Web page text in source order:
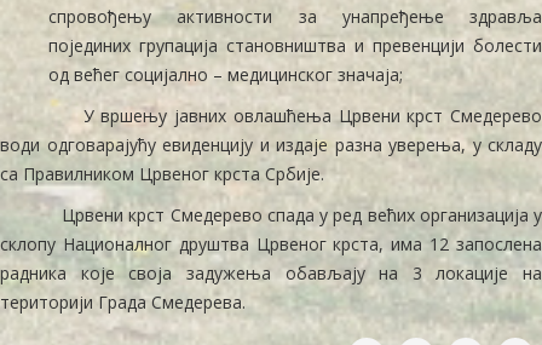
спровођењу активности за унапређење здравља
појединих групација становништва и превенцији болести
од већег социјално – медицинског значаја;
У вршењу јавних овлашћења Црвени крст Смедерево
води одговарајућу евиденцију и издаје разна уверења, у складу
са Правилником Црвеног крста Србије.
Црвени крст Смедерево спада у ред већих организација у
склопу Националног друштва Црвеног крста, има 12 запослена
радника које своја задужења обављају на 3 локације на
територији Града Смедерева.